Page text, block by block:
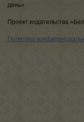
день»
Проект издательства
Политика